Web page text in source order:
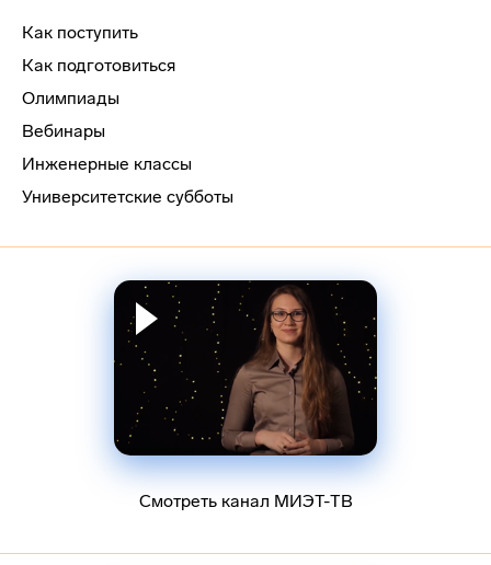
Как поступить
Как подготовиться
Олимпиады
Вебинары
Инженерные классы
Университетские субботы
Смотреть канал МИЭТ-ТВ